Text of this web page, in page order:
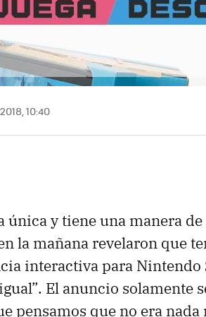
10:40
única y tiene una manera
la mañana revelaron que
interactiva para
El anuncio solamente
pensamos que no era nada